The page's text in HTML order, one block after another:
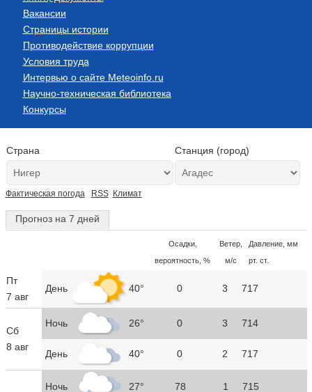
Вакансии
Страницы истории
Противодействие коррупции
Условия труда
Интервью о сайте Meteoinfo.ru
Научно-техническая библиотека
Конкурсы
Страна Станция (город)
Фактическая погода RSS Климат
Прогноз на 7 дней
Осадки,
вероятность, %
Ветер,
м/с
Давление, мм
рт. ст.
Пт
7 авг
День 40° 0 3 717
Сб
8 авг
Ночь 26° 0 3 714
День 40° 0 2 717
Ночь 27° 78 1 715